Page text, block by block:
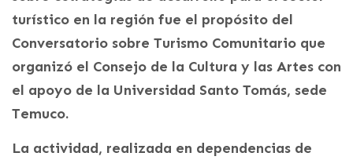
turístico en la región fue el propósito del
Conversatorio sobre Turismo Comunitario que
organizó el Consejo de la Cultura y las Artes con
el apoyo de la Universidad Santo Tomás, sede
Temuco.
La actividad, realizada en dependencias de